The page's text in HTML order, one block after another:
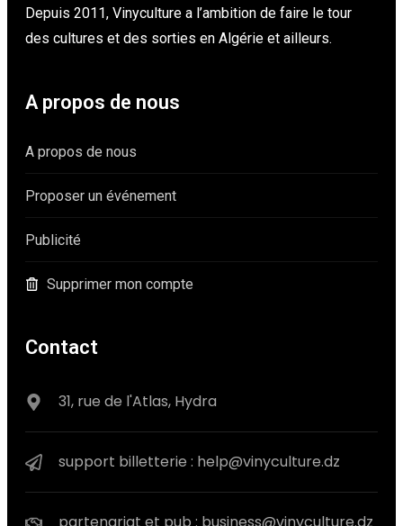
Depuis 2011, Vinyculture a l’ambition de faire le tour
des cultures et des sorties en Algérie et ailleurs.
A propos de nous
A propos de nous
Proposer un événement
Publicité
Supprimer mon compte
Contact
31, rue de l'Atlas, Hydra
support billetterie : help@vinyculture.dz